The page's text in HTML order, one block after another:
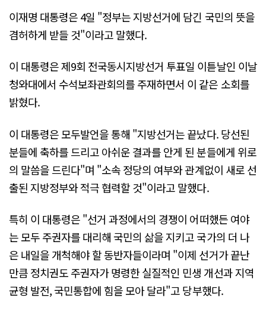
이재명 대통령은 4일 "정부는 지방선거에 담긴 국민의 뜻을
겸허하게 받들 것"이라고 말했다.
이 대통령은 제9회 전국동시지방선거 투표일 이튿날인 이날
청와대에서 수석보좌관회의를 주재하면서 이 같은 소회를
밝혔다.
이 대통령은 모두발언을 통해 "지방선거는 끝났다. 당선된
분들에 축하를 드리고 아쉬운 결과를 안게 된 분들에게 위로
의 말씀을 드린다"며 "소속 정당의 여부와 관계없이 새로 선
출된 지방정부와 적극 협력할 것"이라고 말했다.
특히 이 대통령은 "선거 과정에서의 경쟁이 어떠했든 여야
는 모두 주권자를 대리해 국민의 삶을 지키고 국가의 더 나
은 내일을 개척해야 할 동반자들이라며 "이제 선거가 끝난
만큼 정치권도 주권자가 명령한 실질적인 민생 개선과 지역
균형 발전, 국민통합에 힘을 모아 달라"고 당부했다.